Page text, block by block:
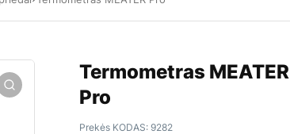
Termometras MEATER
Pro
Prekės KODAS: 9282